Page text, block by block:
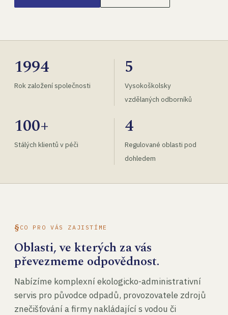
1994
Rok založení společnosti
5
Vysokoškolsky
vzdělaných odborníků
100+
Stálých klientů v péči
4
Regulované oblasti pod
dohledem
CO PRO VÁS ZAJISTÍME
Oblasti, ve kterých za vás
převezmeme odpovědnost.
Nabízíme komplexní ekologicko-administrativní
servis pro původce odpadů, provozovatele zdrojů
znečišťování a firmy nakládající s vodou či